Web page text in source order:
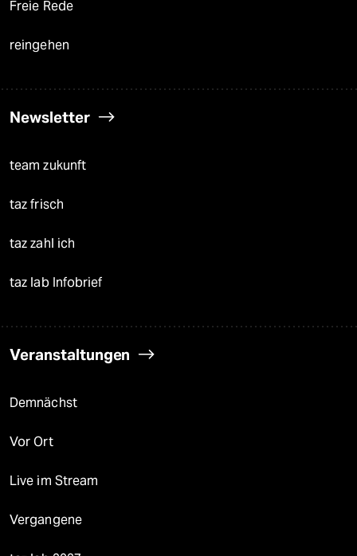
Freie Rede
reingehen
Newsletter
team zukunft
taz frisch
taz zahl ich
taz lab Infobrief
Veranstaltungen
Demnächst
Vor Ort
Live im Stream
Vergangene